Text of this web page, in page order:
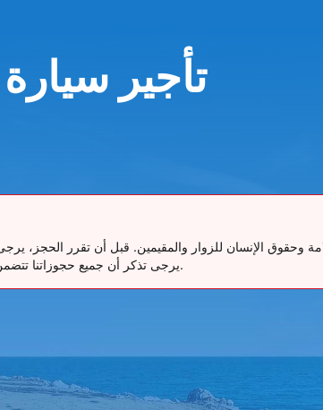
تأجير
وحقوق الإنسان للزوار والمقيمين. قبل أن تقرر
يرجى تذكر أن جميع حجوزاتنا تتضمن إمكانية الإلغاء المجاني حتى 48 ساعة قبل موعد الاستلام.